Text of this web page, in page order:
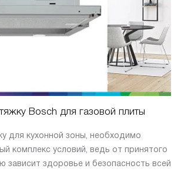
Bosch для газовой плиты
для кухонной зоны, необходимо
комплекс условий, ведь от принятого
зависит здоровье и безопасность всей